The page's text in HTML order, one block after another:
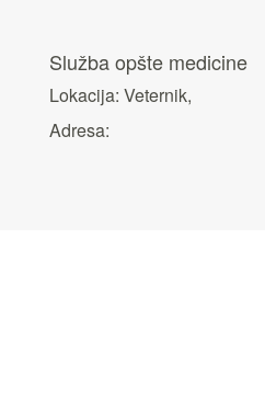
Služba opšte medicine
Lokacija: Veternik,
Adresa: